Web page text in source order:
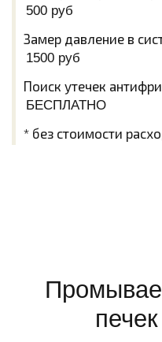
500 руб
Замер давление в
1500 руб
Поиск утечек
БЕСПЛАТНО
* без стоимости